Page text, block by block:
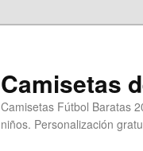
Camisetas
Camisetas Fútbol Baratas
niños. Personalización